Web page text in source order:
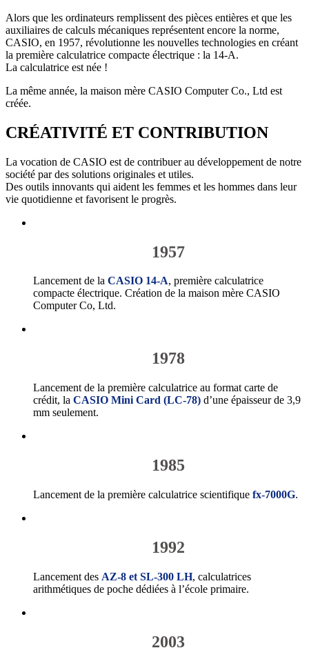
Alors que les ordinateurs remplissent des pièces entières et que les
auxiliaires de calculs mécaniques représentent encore la norme,
CASIO, en 1957, révolutionne les nouvelles technologies en créant
la première calculatrice compacte électrique : la 14-A.
La calculatrice est née !
La même année, la maison mère CASIO Computer Co., Ltd est
créée.
CRÉATIVITÉ ET CONTRIBUTION
La vocation de CASIO est de contribuer au développement de notre
société par des solutions originales et utiles.
Des outils innovants qui aident les femmes et les hommes dans leur
vie quotidienne et favorisent le progrès.
1957
Lancement de la CASIO 14-A, première calculatrice
compacte électrique. Création de la maison mère CASIO
Computer Co, Ltd.
1978
Lancement de la première calculatrice au format carte de
crédit, la CASIO Mini Card (LC-78) d’une épaisseur de 3,9
mm seulement.
1985
Lancement de la première calculatrice scientifique fx-7000G.
1992
Lancement des AZ-8 et SL-300 LH, calculatrices
arithmétiques de poche dédiées à l’école primaire.
2003